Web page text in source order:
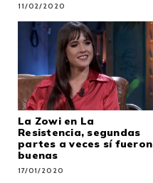
11/02/2020
La Zowi en La
Resistencia, segundas
partes a veces sí fueron
buenas
17/01/2020